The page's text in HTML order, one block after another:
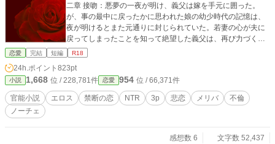
二章 接吻：悪夢の一夜が明け、義父は嫁を手元に囲った。
が、事の最中に戻ったかに思われた娘の幼少時代の記憶は、
夜が明けるとまた元通りに封じられていた。若妻の心が夫に
戻ってしまったことを知って絶望した義父は、再び力づくで
娘を手に入れようと──。 【共通】 ＊中世欧州風ファンタジ
す。旦那様、奥様、若旦那様、若奥様、みたいな。国、服
装、髪や目の色などは、お好きな設定で読んでください。 ＊
女性向け。女の子至上主義の切ないエロスを目指してます。
＊一章、二章とも、途中で無理矢理→溺愛→に豹変します。
イトノベルズ様にも旧バージョンで投稿しています。 ※同タ
恋愛 完結 短編 R18
24h.ポイント 823pt
小説 1,668 位 / 228,781件 恋愛 954 位 / 66,371件
官能小説 エロス 禁断の恋 NTR 3p 悲恋 メリバ
不倫
ノーチェ
感想数 6
文字数 52,437